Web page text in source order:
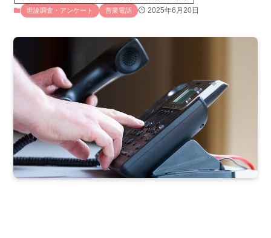
世論調査・アンケート 営業電話 2025年6月20日